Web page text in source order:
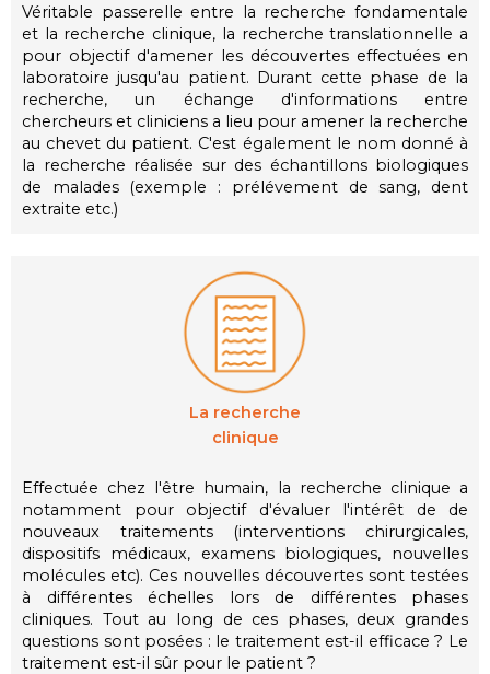
Véritable passerelle entre la recherche fondamentale
et la recherche clinique, la recherche translationnelle a
pour objectif d'amener les découvertes effectuées en
laboratoire jusqu'au patient. Durant cette phase de la
recherche, un échange d'informations entre
chercheurs et cliniciens a lieu pour amener la recherche
au chevet du patient. C'est également le nom donné à
la recherche réalisée sur des échantillons biologiques
de malades (exemple : prélévement de sang, dent
extraite etc.)
La recherche
clinique
Effectuée chez l'être humain, la recherche clinique a
notamment pour objectif d'évaluer l'intérêt de de
nouveaux traitements (interventions chirurgicales,
dispositifs médicaux, examens biologiques, nouvelles
molécules etc). Ces nouvelles découvertes sont testées
à différentes échelles lors de différentes phases
cliniques. Tout au long de ces phases, deux grandes
questions sont posées : le traitement est-il efficace ? Le
traitement est-il sûr pour le patient ?